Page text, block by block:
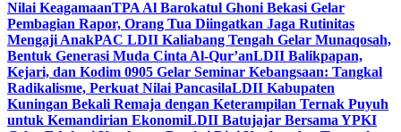
Nilai KeagamaanTPA Al Barokatul Ghoni Bekasi Gelar
Pembagian Rapor, Orang Tua Diingatkan Jaga Rutinitas
Mengaji AnakPAC LDII Kaliabang Tengah Gelar Munaqosah,
Bentuk Generasi Muda Cinta Al-Qur’anLDII Balikpapan,
Kejari, dan Kodim 0905 Gelar Seminar Kebangsaan: Tangkal
Radikalisme, Perkuat Nilai PancasilaLDII Kabupaten
Kuningan Bekali Remaja dengan Keterampilan Ternak Puyuh
untuk Kemandirian EkonomiLDII Batujajar Bersama YPKI